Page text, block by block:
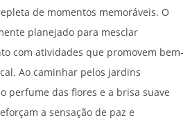
de momentos memoráveis. O
planejado para mesclar
com atividades que promovem bem-
Ao caminhar pelos jardins
perfume das flores e a brisa suave
a sensação de paz e